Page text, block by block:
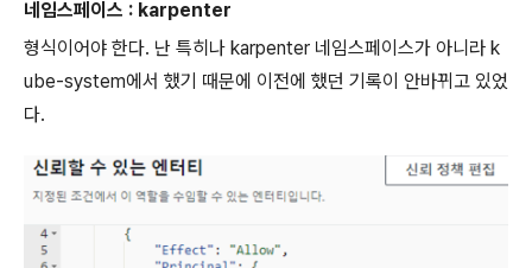
네임스페이스 : karpenter
형식이어야 한다. 난 특히나 karpenter 네임스페이스가 아니라 k
ube-system에서 했기 때문에 이전에 했던 기록이 안바뀌고 있었
다.